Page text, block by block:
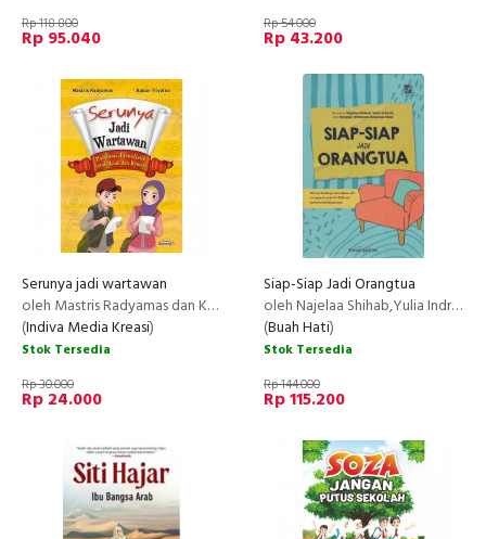
Rp 118.800
Rp 95.040
Rp 54.000
Rp 43.200
Serunya jadi wartawan
oleh Mastris Radyamas dan Kabun Triyatno
(Indiva Media Kreasi)
Stok Tersedia
Rp 30.000
Rp 24.000
Siap-Siap Jadi Orangtua
oleh Najelaa Shihab,Yulia Indriati,Dan Relawan Rangkul Keluarga Kita
(Buah Hati)
Stok Tersedia
Rp 144.000
Rp 115.200